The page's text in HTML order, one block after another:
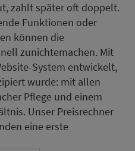
zahlt später oft doppelt.
Funktionen oder
können die
zunichtemachen. Mit
System entwickelt,
wurde: mit allen
Pflege und einem
Unser Preisrechner
eine erste